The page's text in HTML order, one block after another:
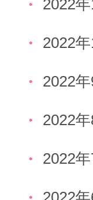
2022年
2022年
2022年
2022年
2022年